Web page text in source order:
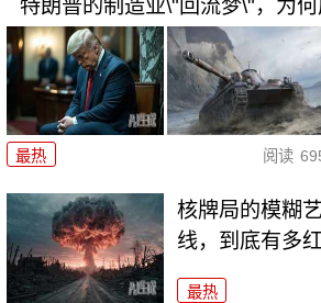
特朗普的制造业\"回流梦\"，为何
最热 阅读
核牌局的模糊
线，到底有多红
最热